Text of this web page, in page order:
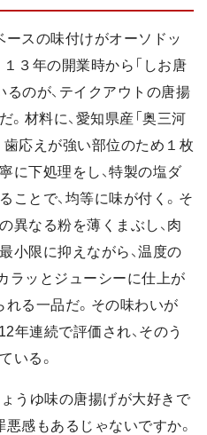
ースの味付けがオーソドッ
３年の開業時から「しお唐
るのが、テイクアウトの唐揚
。材料に、愛知県産「奥三河
歯応えが強い部位のため１枚
に下処理をし、特製の塩ダ
ことで、均等に味が付く。そ
異なる粉を薄くまぶし、肉
小限に抑えながら、温度の
ラッとジューシーに仕上が
れる一品だ。その味わいが
年連続で評価され、そのう
いる。
ょうゆ味の唐揚げが大好きで
感もあるじゃないですか。